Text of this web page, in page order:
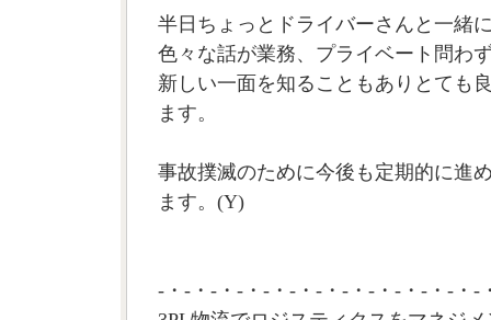
半日ちょっとドライバーさんと一緒
色々な話が業務、プライベート問わ
新しい一面を知ることもありとても
ます。
事故撲滅のために今後も定期的に進
ます。(Y)
-・-・-・-・-・-・-・-・-・-・-・-・-